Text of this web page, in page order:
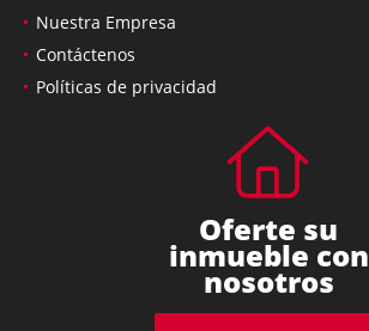
Nuestra Empresa
Contáctenos
Políticas de privacidad
Oferte su
inmueble con
nosotros